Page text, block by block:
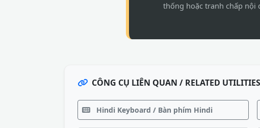
thống hoặc tranh chấp nội
CÔNG CỤ LIÊN QUAN / RELATED UTILITIES
Hindi Keyboard / Bàn phím Hindi